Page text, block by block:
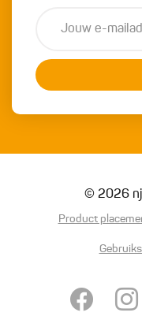
© 2026
Product